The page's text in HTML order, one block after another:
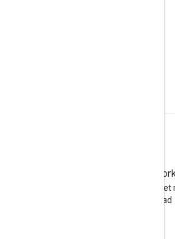
Testa Google
Öka din produktivitet
utan kostnad